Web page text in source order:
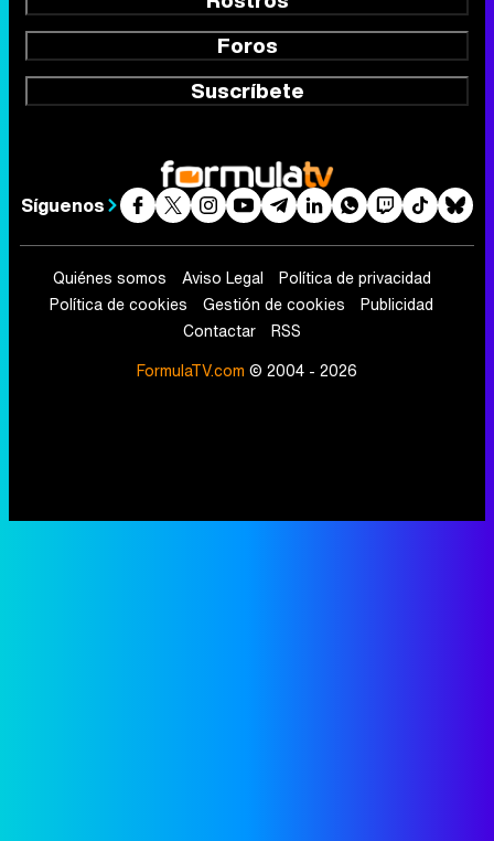
Foros
Suscríbete
Síguenos
Quiénes somos Aviso Legal
Política de privacidad
Política de cookies
Gestión de cookies
Publicidad
Contactar
RSS
FormulaTV.com © 2004 - 2026